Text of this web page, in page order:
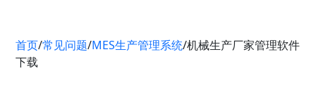
首页/常见问题/MES生产管理系统/机械生产厂家管理软件
下载